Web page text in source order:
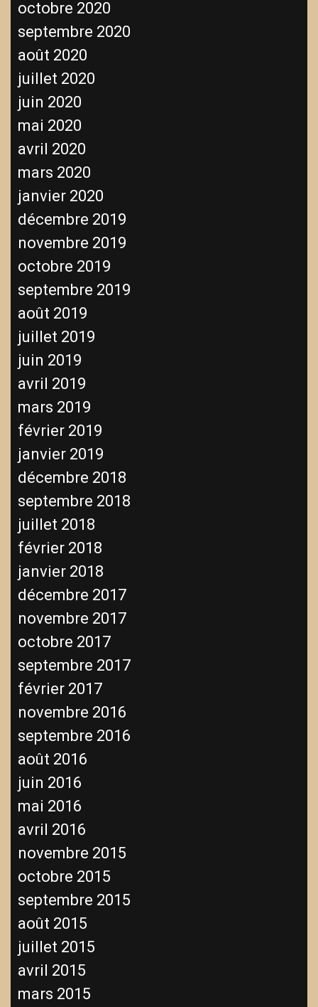
octobre 2020
septembre 2020
août 2020
juillet 2020
juin 2020
mai 2020
avril 2020
mars 2020
janvier 2020
décembre 2019
novembre 2019
octobre 2019
septembre 2019
août 2019
juillet 2019
juin 2019
avril 2019
mars 2019
février 2019
janvier 2019
décembre 2018
septembre 2018
juillet 2018
février 2018
janvier 2018
décembre 2017
novembre 2017
octobre 2017
septembre 2017
février 2017
novembre 2016
septembre 2016
août 2016
juin 2016
mai 2016
avril 2016
novembre 2015
octobre 2015
septembre 2015
août 2015
juillet 2015
avril 2015
mars 2015